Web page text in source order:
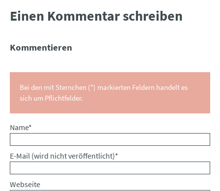
Einen Kommentar schreiben
Kommentieren
Bei den mit Sternchen (*) markierten Feldern handelt es
sich um Pflichtfelder.
Pflichtfeld
Name*
Pflichtfeld
E-Mail (wird nicht veröffentlicht)*
Webseite